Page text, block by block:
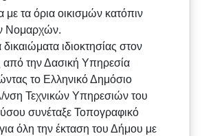
τα όρια οικισμών κατόπιν
Νομαρχών.
ιδιοκτησίας στον
από την Δασική Υπηρεσία
το Ελληνικό Δημόσιο
Τεχνικών Υπηρεσιών του
συνέταξε Τοπογραφικό
όλη την έκταση του Δήμου με